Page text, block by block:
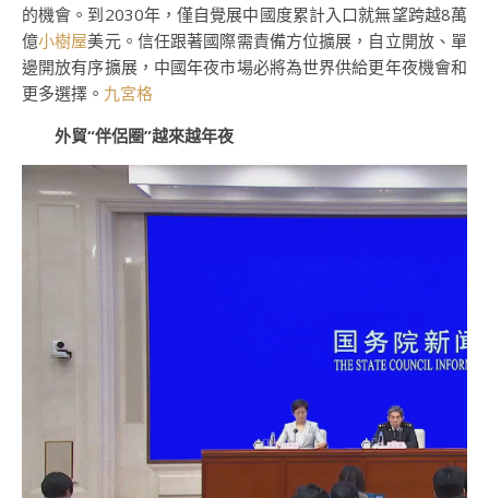
的機會。到2030年，僅自覺展中國度累計入口就無望跨越8萬
億小樹屋美元。信任跟著國際需責備方位擴展，自立開放、單
邊開放有序擴展，中國年夜市場必將為世界供給更年夜機會和
更多選擇。 九宮格
外貿“伴侶圈”越來越年夜